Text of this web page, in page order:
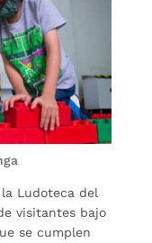
Ludoteca del
visitantes bajo
se cumplen